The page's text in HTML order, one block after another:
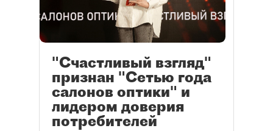
"Счастливый взгляд"
признан "Сетью года
салонов оптики" и
лидером доверия
потребителей